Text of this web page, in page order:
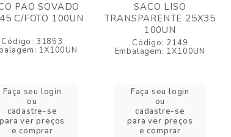
PAO SOVADO
C/FOTO 100UN
Código: 31853
1X100UN
Faça seu login
ou
cadastre-se
para ver preços
e comprar
SACO LISO
TRANSPARENTE 25X35
100UN
Código: 2149
Embalagem: 1X100UN
Faça seu login
ou
cadastre-se
para ver preços
e comprar